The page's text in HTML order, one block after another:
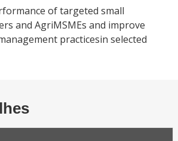
of targeted small
and AgriMSMEs and improve
practicesin selected